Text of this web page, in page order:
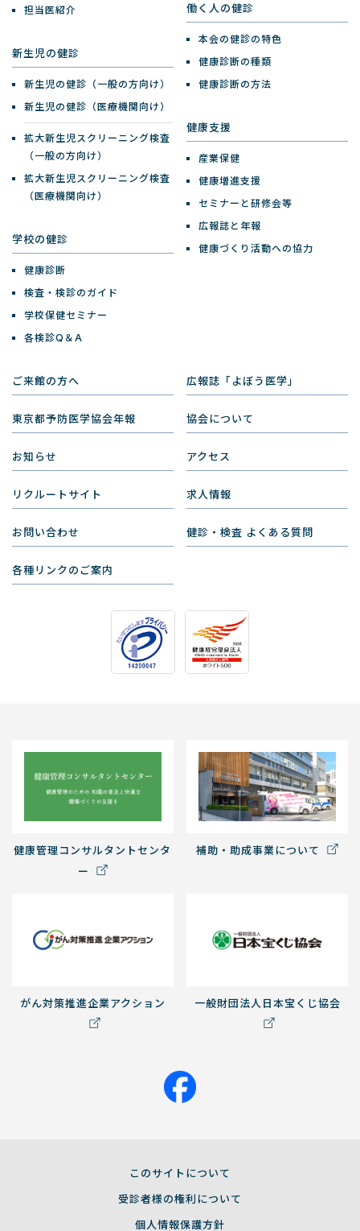
担当医紹介
新生児の健診
新生児の健診（一般の方向け）
新生児の健診（医療機関向け）
拡大新生児スクリーニング検査
（一般の方向け）
拡大新生児スクリーニング検査
（医療機関向け）
学校の健診
健康診断
検査・検診のガイド
学校保健セミナー
各検診Q＆A
働く人の健診
本会の健診の特色
健康診断の種類
健康診断の方法
健康支援
産業保健
健康増進支援
セミナーと研修会等
広報誌と年報
健康づくり活動への協力
ご来館の方へ 広報誌「よぼう医学」
東京都予防医学協会年報 協会について
お知らせ アクセス
リクルートサイト 求人情報
お問い合わせ 健診・検査 よくある質問
各種リンクのご案内
健康管理コンサルタントセンタ
ー
補助・助成事業について
がん対策推進企業アクション 一般財団法人日本宝くじ協会
このサイトについて
受診者様の権利について
個人情報保護方針